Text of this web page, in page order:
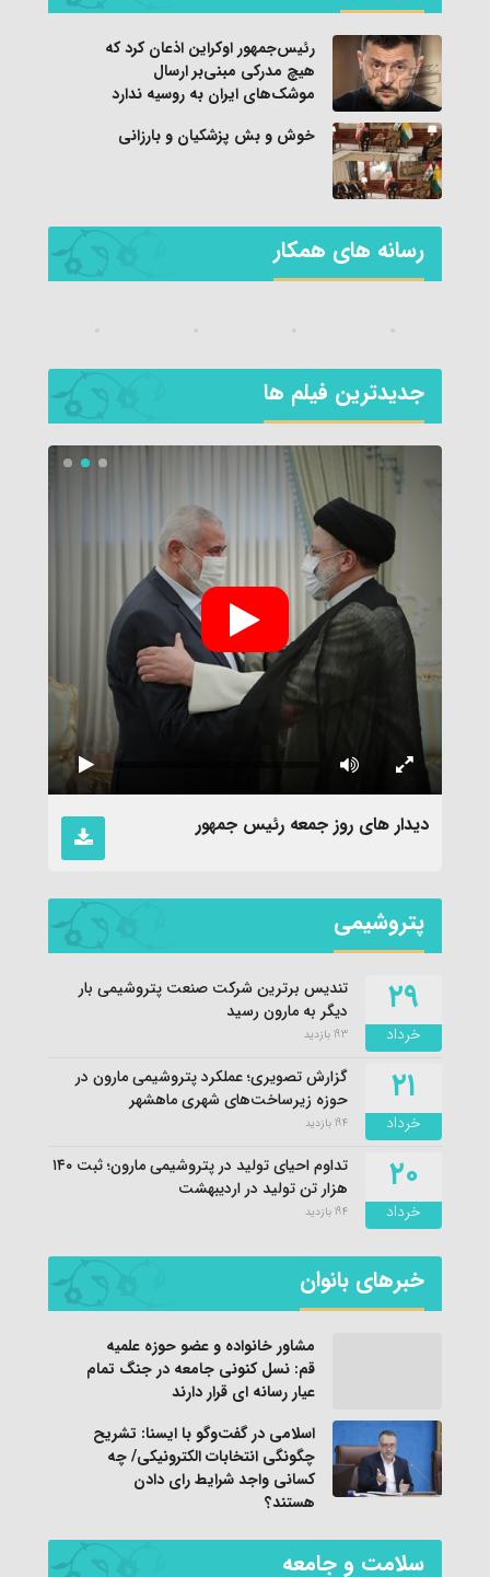
رئیس‌جمهور اوکراین اذعان کرد که
هیچ مدرکی مبنی‌بر ارسال
موشک‌های ایران به روسیه ندارد
خوش و بش پزشکیان و بارزانی
رسانه های همکار
جديدترين فیلم ها
دیدار های روز جمعه رئیس جمهور
پتروشیمی
۲۹
خرداد
تندیس برترین شرکت صنعت پتروشیمی بار
دیگر به مارون رسید
193 بازدید
۲۱
خرداد
گزارش تصویری؛ عملکرد پتروشیمی مارون در
حوزه زیرساخت‌های شهری ماهشهر
194 بازدید
۲۰
خرداد
تداوم احیای تولید در پتروشیمی مارون؛ ثبت ۱۴۰
هزار تن تولید در اردیبهشت
194 بازدید
خبرهای بانوان
مشاور خانواده و عضو حوزه علمیه
قم: نسل کنونی جامعه در جنگ تمام
عیار رسانه ای قرار دارند
اسلامی در گفت‌وگو با ایسنا: تشریح
چگونگی انتخابات الکترونیکی/ چه
کسانی واجد شرایط رای دادن
هستند؟
سلامت و جامعه